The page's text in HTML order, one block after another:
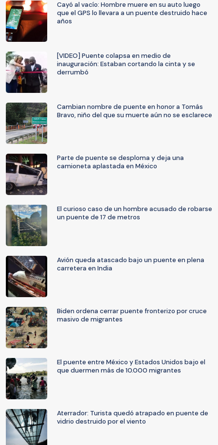
Cayó al vacío: Hombre muere en su auto luego
que el GPS lo llevara a un puente destruido hace
años
[VIDEO] Puente colapsa en medio de
inauguración: Estaban cortando la cinta y se
derrumbó
Cambian nombre de puente en honor a Tomás
Bravo, niño del que su muerte aún no se esclarece
Parte de puente se desploma y deja una
camioneta aplastada en México
El curioso caso de un hombre acusado de robarse
un puente de 17 de metros
Avión queda atascado bajo un puente en plena
carretera en India
Biden ordena cerrar puente fronterizo por cruce
masivo de migrantes
El puente entre México y Estados Unidos bajo el
que duermen más de 10.000 migrantes
Aterrador: Turista quedó atrapado en puente de
vidrio destruido por el viento